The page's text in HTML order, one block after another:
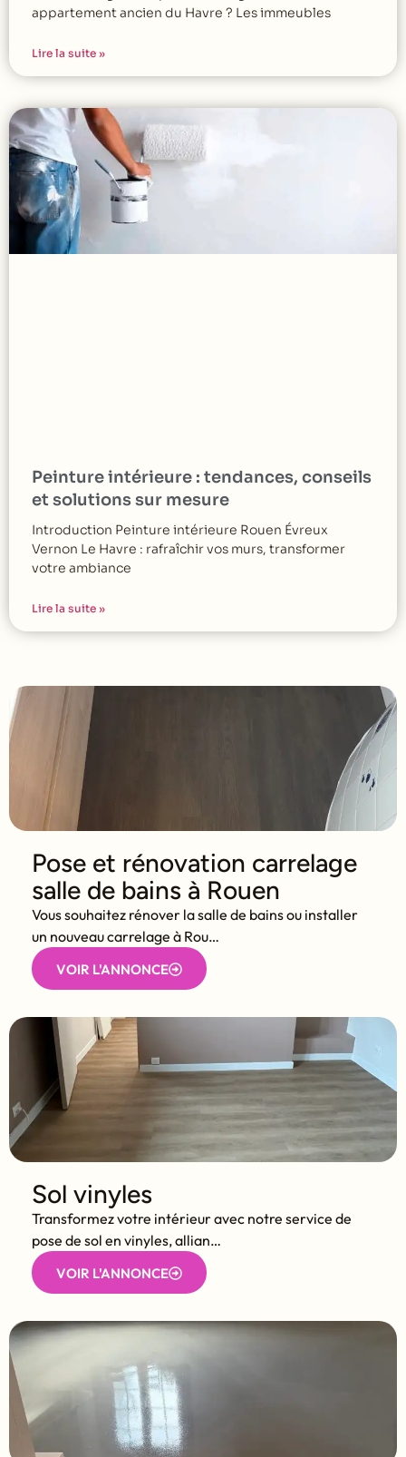
appartement ancien du Havre ? Les immeubles
Lire la suite »
Peinture intérieure : tendances, conseils
et solutions sur mesure
Introduction Peinture intérieure Rouen Évreux
Vernon Le Havre : rafraîchir vos murs, transformer
votre ambiance
Lire la suite »
Pose et rénovation carrelage
salle de bains à Rouen
Vous souhaitez rénover la salle de bains ou installer
un nouveau carrelage à Rou…
VOIR L'ANNONCE
Sol vinyles
Transformez votre intérieur avec notre service de
pose de sol en vinyles, allian…
VOIR L'ANNONCE